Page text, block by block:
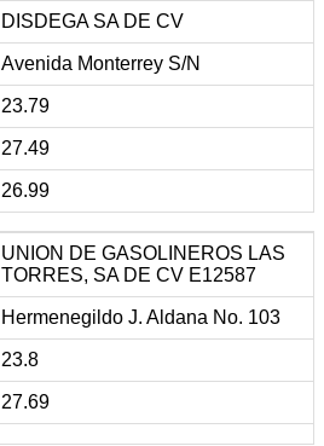
DISDEGA SA DE CV
Avenida Monterrey S/N
23.79
27.49
26.99
UNION DE GASOLINEROS LAS
TORRES, SA DE CV E12587
Hermenegildo J. Aldana No. 103
23.8
27.69